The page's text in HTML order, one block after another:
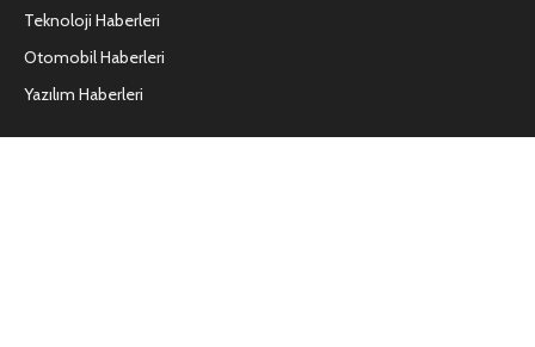
Teknoloji Haberleri
Otomobil Haberleri
Yazılım Haberleri